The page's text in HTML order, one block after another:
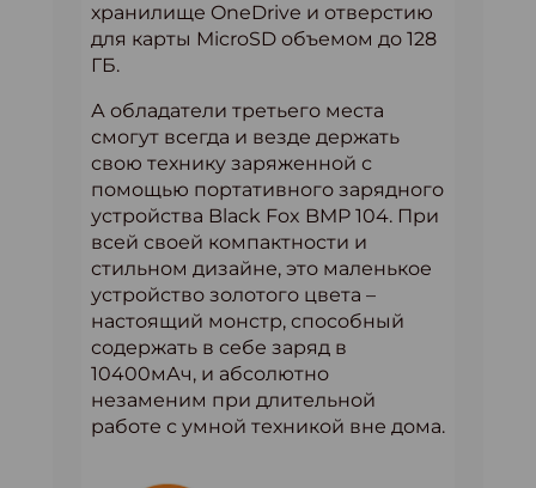
хранилище OneDrive и отверстию
для карты MicroSD объемом до 128
ГБ.
А обладатели третьего места
смогут всегда и везде держать
свою технику заряженной с
помощью портативного зарядного
устройства Black Fox BMP 104. При
всей своей компактности и
стильном дизайне, это маленькое
устройство золотого цвета –
настоящий монстр, способный
содержать в себе заряд в
10400мАч, и абсолютно
незаменим при длительной
работе с умной техникой вне дома.